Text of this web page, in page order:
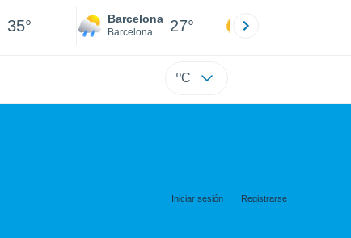
35° Barcelona
Barcelona 27°
ºC
Iniciar sesión Registrarse